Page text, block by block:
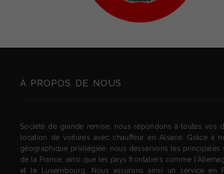
À PROPOS DE NOUS
Société de grande remise, nous répondons à toutes vos
location de voitures avec chauffeur en Alsace. Grâce à
géographique privilégiée, nous desservons les principales
de la France, ainsi que les pays frontaliers comme
et le Luxembourg. Nous assurons ainsi un service en